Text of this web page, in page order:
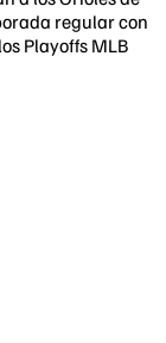
regular con
Playoffs MLB